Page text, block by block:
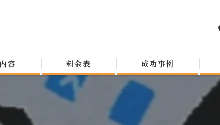
容 料金表 成功事例